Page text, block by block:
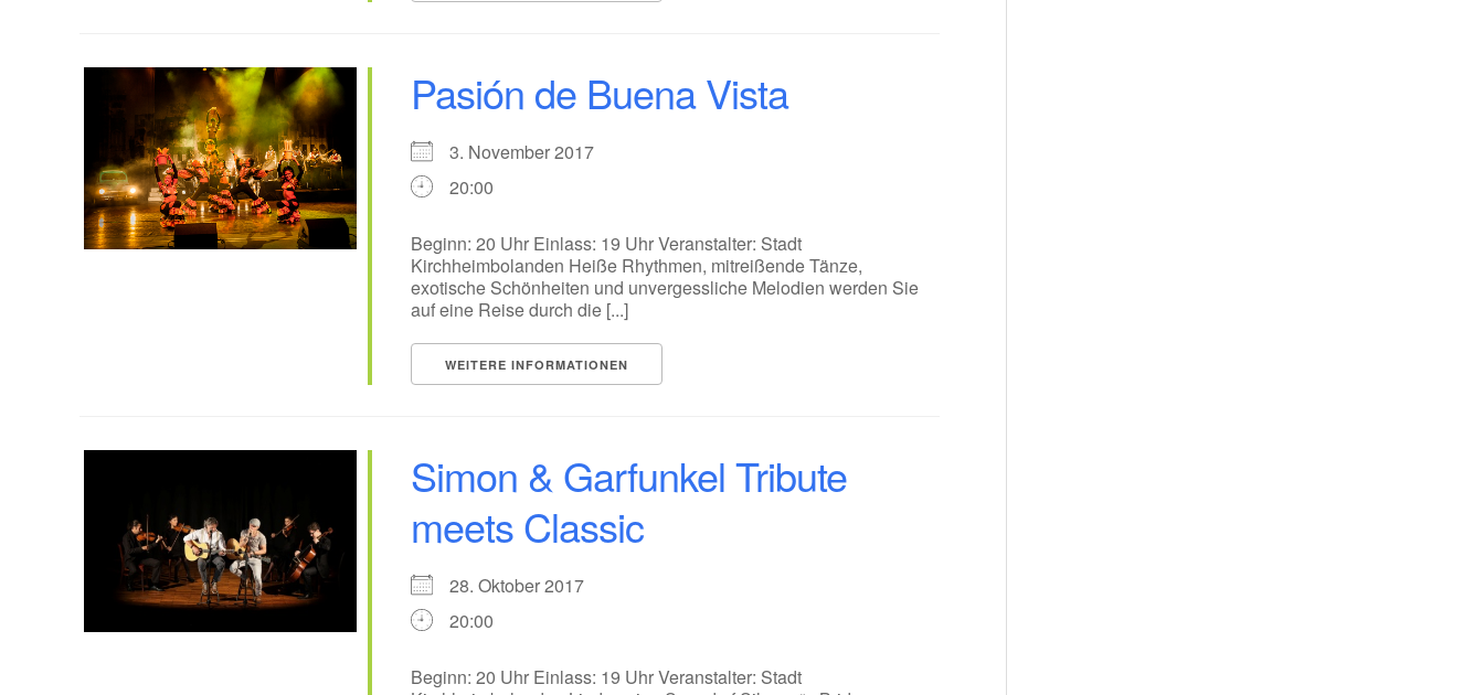
Pasión de Buena Vista
3. November 2017
20:00
Beginn: 20 Uhr Einlass: 19 Uhr Veranstalter: Stadt
Kirchheimbolanden Heiße Rhythmen, mitreißende Tänze,
exotische Schönheiten und unvergessliche Melodien werden Sie
auf eine Reise durch die [...]
WEITERE INFORMATIONEN
Simon & Garfunkel Tribute
meets Classic
28. Oktober 2017
20:00
Beginn: 20 Uhr Einlass: 19 Uhr Veranstalter: Stadt